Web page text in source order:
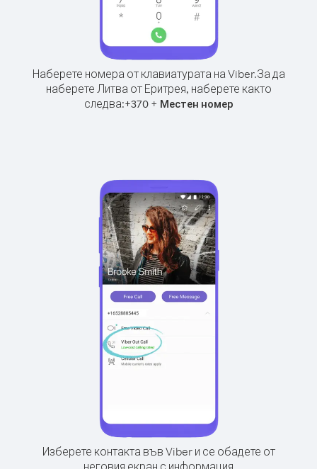
Наберете номера от клавиатурата на Viber.За да
наберете Литва от Еритрея, наберете както
следва:+370+ Местен номер
Изберете контакта във Viber и се обадете от
неговия екран с информация